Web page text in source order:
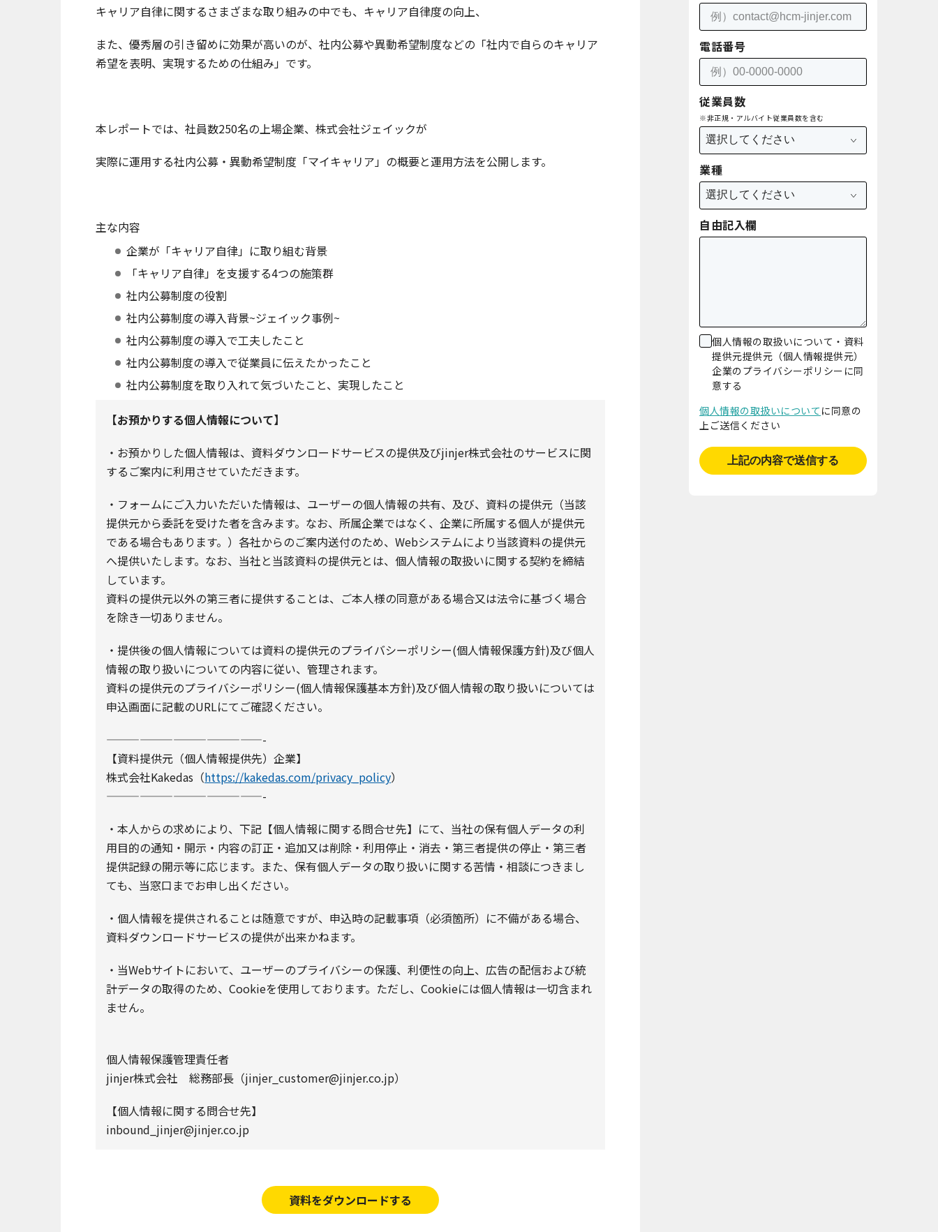
キャリア自律に関するさまざまな取り組みの中でも、キャリア自律度の向上、
また、 優秀層の引き留めに効果が高いのが、 社内公募や異動希望制度などの「社内で自らのキャリア
希望を表明、実現するための仕組み」 です。
本レポートでは、社員数250名の上場企業、株式会社ジェイックが
実際に運用する社内公募・異動希望制度「マイキャリア」の概要と運用方法を公開します。
主な内容
企業が「キャリア自律」に取り組む背景
「キャリア自律」を支援する4つの施策群
社内公募制度の役割
社内公募制度の導入背景~ジェイック事例~
社内公募制度の導入で工夫したこと
社内公募制度の導入で従業員に伝えたかったこと
社内公募制度を取り入れて気づいたこと、実現したこと
【お預かりする個人情報について】
・お預かりした個人情報は、資料ダウンロードサービスの提供及びjinjer株式会社のサービスに関
するご案内に利用させていただきます。
・フォームにご入力いただいた情報は、ユーザーの個人情報の共有、及び、資料の提供元（当該
提供元から委託を受けた者を含みます。なお、所属企業ではなく、企業に所属する個人が提供元
である場合もあります。）各社からのご案内送付のため、Webシステムにより当該資料の提供元
へ提供いたします。なお、当社と当該資料の提供元とは、個人情報の取扱いに関する契約を締結
しています。
資料の提供元以外の第三者に提供することは、ご本人様の同意がある場合又は法令に基づく場合
を除き一切ありません。
・提供後の個人情報については資料の提供元のプライバシーポリシー(個人情報保護方針)及び個人
情報の取り扱いについての内容に従い、管理されます。
資料の提供元のプライバシーポリシー(個人情報保護基本方針)及び個人情報の取り扱いについては
申込画面に記載のURLにてご確認ください。
——————————————-
【資料提供元（個人情報提供先）企業】
株式会社Kakedas（https://kakedas.com/privacy_policy）
——————————————-
・本人からの求めにより、下記【個人情報に関する問合せ先】にて、当社の保有個人データの利
用目的の通知・開示・内容の訂正・追加又は削除・利用停止・消去・第三者提供の停止・第三者
提供記録の開示等に応じます。また、保有個人データの取り扱いに関する苦情・相談につきまし
ても、当窓口までお申し出ください。
・個人情報を提供されることは随意ですが、申込時の記載事項（必須箇所）に不備がある場合、
資料ダウンロードサービスの提供が出来かねます。
・当Webサイトにおいて、ユーザーのプライバシーの保護、利便性の向上、広告の配信および統
計データの取得のため、Cookieを使用しております。ただし、Cookieには個人情報は一切含まれ
ません。
個人情報保護管理責任者
jinjer株式会社 総務部長（jinjer_customer@jinjer.co.jp）
【個人情報に関する問合せ先】
inbound_jinjer@jinjer.co.jp
資料をダウンロードする
電話番号
従業員数
※非正規・アルバイト従業員数を含む
業種
自由記入欄
個人情報の取扱いについて・資料
提供元提供元（個人情報提供元）
企業のプライバシーポリシーに同
意する
個人情報の取扱いについて に同意の
上ご送信ください